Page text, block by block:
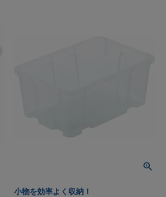
小物を効率よく収納！